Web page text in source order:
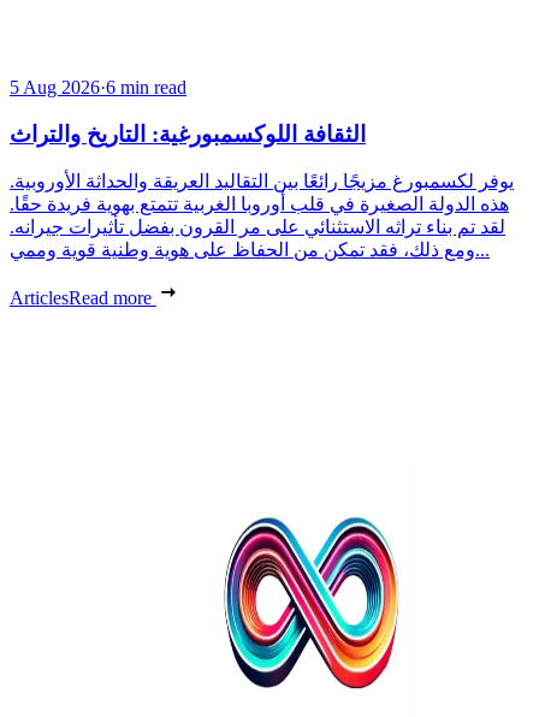
5 Aug 2026·6 min read
الثقافة اللوكسمبورغية: التاريخ والتراث
يوفر لكسمبورغ مزيجًا رائعًا بين التقاليد العريقة والحداثة الأوروبية.
هذه الدولة الصغيرة في قلب أوروبا الغربية تتمتع بهوية فريدة حقًا.
لقد تم بناء تراثه الاستثنائي على مر القرون بفضل تأثيرات جيرانه.
ومع ذلك، فقد تمكن من الحفاظ على هوية وطنية قوية وممي...
ArticlesRead more